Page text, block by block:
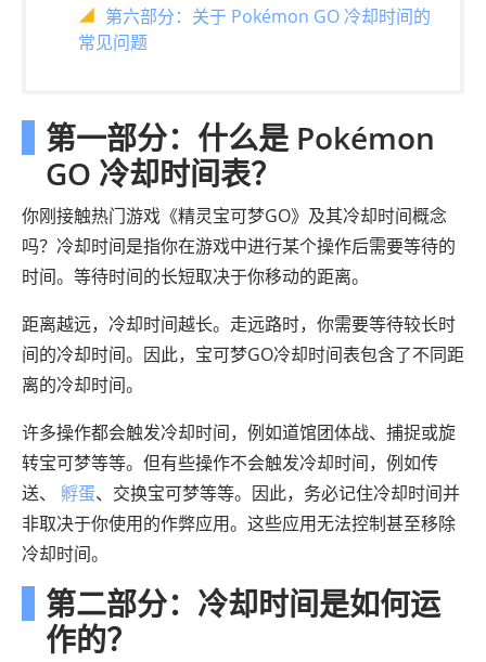
第六部分：关于 Pokémon GO 冷却时间的
常见问题
第一部分：什么是 Pokémon
GO 冷却时间表？
你刚接触热门游戏《精灵宝可梦GO》及其冷却时间概念
吗？冷却时间是指你在游戏中进行某个操作后需要等待的
时间。等待时间的长短取决于你移动的距离。
距离越远，冷却时间越长。走远路时，你需要等待较长时
间的冷却时间。因此，宝可梦GO冷却时间表包含了不同距
离的冷却时间。
许多操作都会触发冷却时间，例如道馆团体战、捕捉或旋
转宝可梦等等。但有些操作不会触发冷却时间，例如传
送、 孵蛋、交换宝可梦等等。因此，务必记住冷却时间并
非取决于你使用的作弊应用。这些应用无法控制甚至移除
冷却时间。
第二部分：冷却时间是如何运
作的？